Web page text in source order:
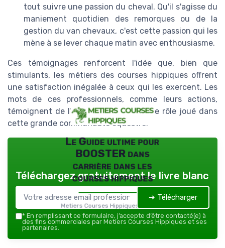
tout suivre une passion du cheval. Qu'il s'agisse du
maniement quotidien des remorques ou de la
gestion du van chevaux, c'est cette passion qui les
mène à se lever chaque matin avec enthousiasme.
Ces témoignages renforcent l'idée que, bien que
stimulants, les métiers des courses hippiques offrent
une satisfaction inégalée à ceux qui les exercent. Les
mots de ces professionnels, comme leurs actions,
témoignent de l’importance de chaque rôle joué dans
cette grande communauté équestre.
Le Guide ultime pour
BOOSTER dans
carrière dans les
courses hippiques
Metiers Courses Hippiques — 2026
Téléchargez gratuitement le livre blanc
➔ Télécharger
* En remplissant ce formulaire, j’accepte d’être contacté(e) à
des fins commerciales par Metiers Courses Hippiques et ses
partenaires.